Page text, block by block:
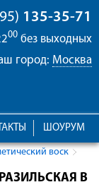
135-35-71
00 без выходных
город: Москва
ШОУРУМ
воск
В